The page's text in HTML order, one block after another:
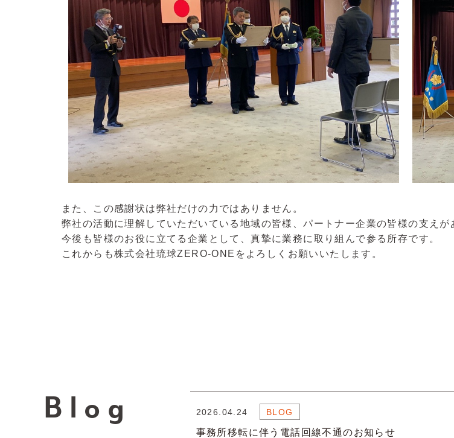
また、この感謝状は弊社だけの力ではありません。
弊社の活動に理解していただいている地域の皆様、パートナー企業の皆様の支え
今後も皆様のお役に立てる企業として、真摯に業務に取り組んで参る所存です。
これからも株式会社琉球ZERO-ONEをよろしくお願いいたします。
Blog 2026.04.24 BLOG
事務所移転に伴う電話回線不通のお知らせ